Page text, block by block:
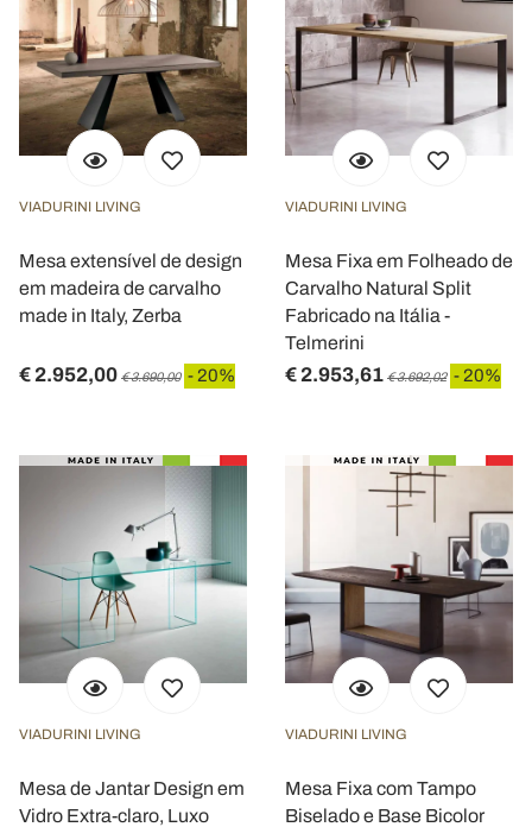
VIADURINI LIVING
Mesa extensível de design
em madeira de carvalho
made in Italy, Zerba
€ 2.952,00 € 3.690,00 - 20%
VIADURINI LIVING
Mesa Fixa em Folheado de
Carvalho Natural Split
Fabricado na Itália -
Telmerini
€ 2.953,61 € 3.692,02 - 20%
VIADURINI LIVING
Mesa de Jantar Design em
Vidro Extra-claro, Luxo
VIADURINI LIVING
Mesa Fixa com Tampo
Biselado e Base Bicolor